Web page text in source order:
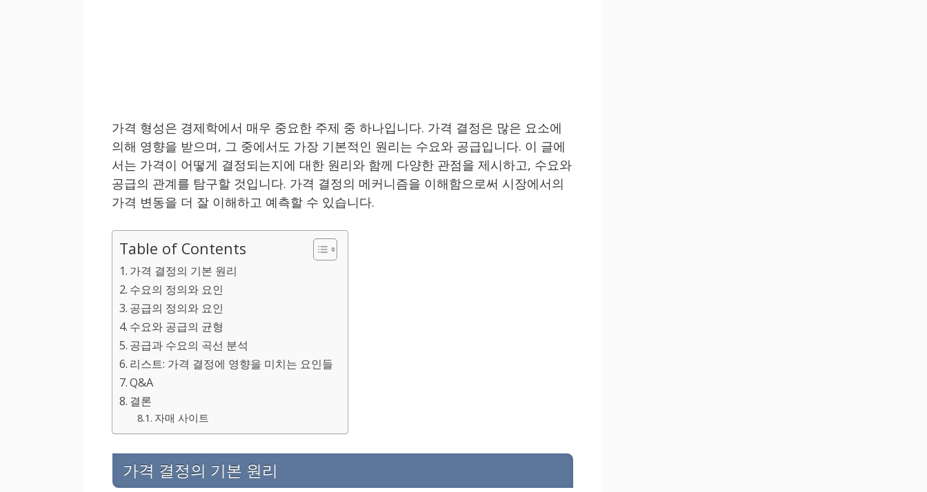
가격 형성은 경제학에서 매우 중요한 주제 중 하나입니다. 가격 결정은 많은 요소에
의해 영향을 받으며, 그 중에서도 가장 기본적인 원리는 수요와 공급입니다. 이 글에
서는 가격이 어떻게 결정되는지에 대한 원리와 함께 다양한 관점을 제시하고, 수요와
공급의 관계를 탐구할 것입니다. 가격 결정의 메커니즘을 이해함으로써 시장에서의
가격 변동을 더 잘 이해하고 예측할 수 있습니다.
Table of Contents
가격 결정의 기본 원리
수요의 정의와 요인
공급의 정의와 요인
수요와 공급의 균형
공급과 수요의 곡선 분석
리스트: 가격 결정에 영향을 미치는 요인들
Q&A
결론
자매 사이트
가격 결정의 기본 원리